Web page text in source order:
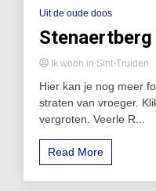
Uit de oude doos
Ik woon in Sint-Truiden
Hier kan je nog meer
straten van vroeger.
vergroten. Veerle R...
Read More